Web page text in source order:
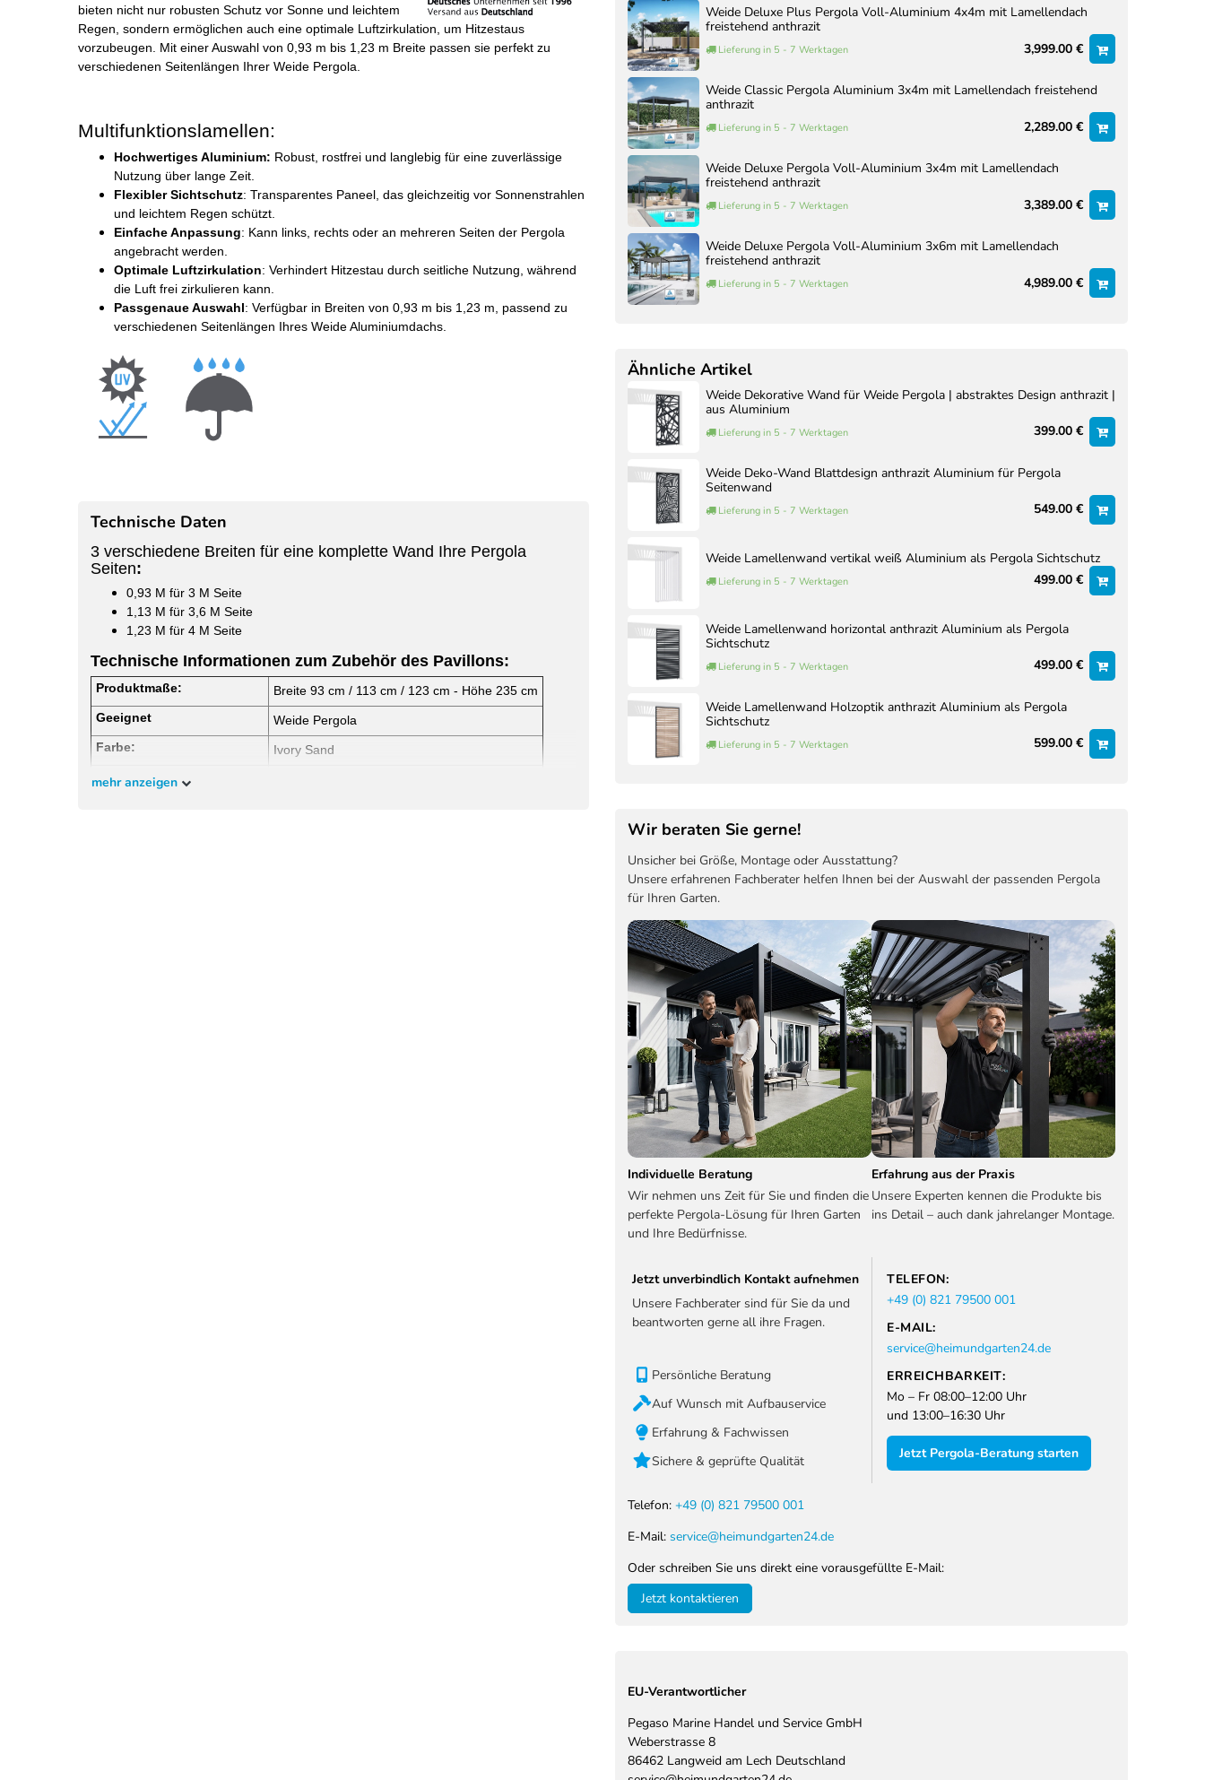
bieten nicht nur robusten Schutz vor Sonne und leichtem
Regen, sondern ermöglichen auch eine optimale Luftzirkulation, um Hitzestaus
vorzubeugen. Mit einer Auswahl von 0,93 m bis 1,23 m Breite passen sie perfekt zu
verschiedenen Seitenlängen Ihrer Weide Pergola.
Multifunktionslamellen:
Hochwertiges Aluminium: Robust, rostfrei und langlebig für eine zuverlässige
Nutzung über lange Zeit.
Flexibler Sichtschutz: Transparentes Paneel, das gleichzeitig vor Sonnenstrahlen
und leichtem Regen schützt.
Einfache Anpassung: Kann links, rechts oder an mehreren Seiten der Pergola
angebracht werden.
Optimale Luftzirkulation: Verhindert Hitzestau durch seitliche Nutzung, während
die Luft frei zirkulieren kann.
Passgenaue Auswahl: Verfügbar in Breiten von 0,93 m bis 1,23 m, passend zu
verschiedenen Seitenlängen Ihres Weide Aluminiumdachs.
Technische Daten
3 verschiedene Breiten für eine komplette Wand Ihre Pergola
Seiten:
0,93 M für 3 M Seite
1,13 M für 3,6 M Seite
1,23 M für 4 M Seite
Technische Informationen zum Zubehör des Pavillons:
Produktmaße:
Breite 93 cm / 113 cm / 123 cm - Höhe 235 cm
Geeignet
Weide Pergola
Farbe:
Ivory Sand
Materialzusammensetzung:
mehr anzeigen
Weide Deluxe Plus Pergola Voll-Aluminium 4x4m mit Lamellendach
freistehend anthrazit
Lieferung in 5 - 7 Werktagen 3,999.00 €
Weide Classic Pergola Aluminium 3x4m mit Lamellendach freistehend
anthrazit
Lieferung in 5 - 7 Werktagen 2,289.00 €
Weide Deluxe Pergola Voll-Aluminium 3x4m mit Lamellendach
freistehend anthrazit
Lieferung in 5 - 7 Werktagen 3,389.00 €
Weide Deluxe Pergola Voll-Aluminium 3x6m mit Lamellendach
freistehend anthrazit
Lieferung in 5 - 7 Werktagen 4,989.00 €
Ähnliche Artikel
Weide Dekorative Wand für Weide Pergola | abstraktes Design anthrazit |
aus Aluminium
Lieferung in 5 - 7 Werktagen 399.00 €
Weide Deko-Wand Blattdesign anthrazit Aluminium für Pergola
Seitenwand
Lieferung in 5 - 7 Werktagen 549.00 €
Weide Lamellenwand vertikal weiß Aluminium als Pergola Sichtschutz
Lieferung in 5 - 7 Werktagen 499.00 €
Weide Lamellenwand horizontal anthrazit Aluminium als Pergola
Sichtschutz
Lieferung in 5 - 7 Werktagen 499.00 €
Weide Lamellenwand Holzoptik anthrazit Aluminium als Pergola
Sichtschutz
Lieferung in 5 - 7 Werktagen 599.00 €
Wir beraten Sie gerne!
Unsicher bei Größe, Montage oder Ausstattung?
Unsere erfahrenen Fachberater helfen Ihnen bei der Auswahl der passenden Pergola
für Ihren Garten.
Individuelle Beratung
Wir nehmen uns Zeit für Sie und finden die
perfekte Pergola-Lösung für Ihren Garten
und Ihre Bedürfnisse.
Erfahrung aus der Praxis
Unsere Experten kennen die Produkte bis
ins Detail – auch dank jahrelanger Montage.
Jetzt unverbindlich Kontakt aufnehmen
Unsere Fachberater sind für Sie da und
beantworten gerne all ihre Fragen.
Persönliche Beratung
Auf Wunsch mit Aufbauservice
Erfahrung & Fachwissen
Sichere & geprüfte Qualität
TELEFON:
+49 (0) 821 79500 001
E-MAIL:
service@heimundgarten24.de
ERREICHBARKEIT:
Mo – Fr 08:00–12:00 Uhr
und 13:00–16:30 Uhr
Jetzt Pergola-Beratung starten
Telefon: +49 (0) 821 79500 001
E-Mail: service@heimundgarten24.de
Oder schreiben Sie uns direkt eine vorausgefüllte E-Mail:
Jetzt kontaktieren
EU-Verantwortlicher
Pegaso Marine Handel und Service GmbH
Weberstrasse 8
86462 Langweid am Lech Deutschland